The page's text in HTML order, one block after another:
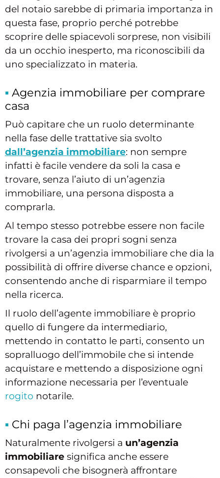
del notaio sarebbe di primaria importanza in
questa fase, proprio perché potrebbe
scoprire delle spiacevoli sorprese, non visibili
da un occhio inesperto, ma riconoscibili da
uno specializzato in materia.
Agenzia immobiliare per comprare
casa
Può capitare che un ruolo determinante
nella fase delle trattative sia svolto
dall’agenzia immobiliare: non sempre
infatti è facile vendere da soli la casa e
trovare, senza l’aiuto di un’agenzia
immobiliare, una persona disposta a
comprarla.
Al tempo stesso potrebbe essere non facile
trovare la casa dei propri sogni senza
rivolgersi a un’agenzia immobiliare che dia la
possibilità di offrire diverse chance e opzioni,
consentendo anche di risparmiare il tempo
nella ricerca.
Il ruolo dell’agente immobiliare è proprio
quello di fungere da intermediario,
mettendo in contatto le parti, consento un
sopralluogo dell’immobile che si intende
acquistare e mettendo a disposizione ogni
informazione necessaria per l’eventuale
rogito notarile.
Chi paga l’agenzia immobiliare
Naturalmente rivolgersi a un’agenzia
immobiliare significa anche essere
consapevoli che bisognerà affrontare